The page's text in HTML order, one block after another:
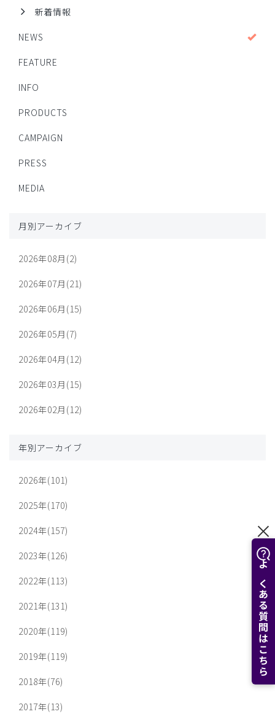
よくある質問はこちら
新着情報
NEWS
FEATURE
INFO
PRODUCTS
CAMPAIGN
PRESS
MEDIA
月別アーカイブ
2026年08月(2)
2026年07月(21)
2026年06月(15)
2026年05月(7)
2026年04月(12)
2026年03月(15)
2026年02月(12)
年別アーカイブ
2026年(101)
2025年(170)
2024年(157)
2023年(126)
2022年(113)
2021年(131)
2020年(119)
2019年(119)
2018年(76)
2017年(13)